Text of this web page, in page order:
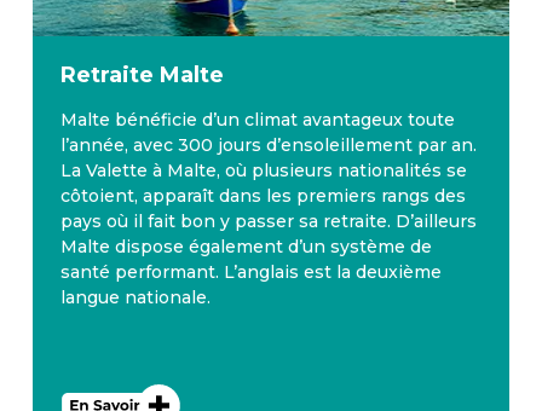
Retraite Malte
Malte bénéficie d’un climat avantageux toute
l’année, avec 300 jours d’ensoleillement par an.
La Valette à Malte, où plusieurs nationalités se
côtoient, apparaît dans les premiers rangs des
pays où il fait bon y passer sa retraite. D’ailleurs
Malte dispose également d’un système de
santé performant. L’anglais est la deuxième
langue nationale.